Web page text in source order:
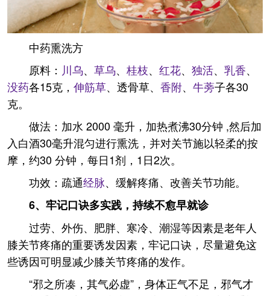
中药熏洗方
原料： 川乌、 草乌、 桂枝、 红花、 独活、 乳香、
没药各15克， 伸筋草、透骨草、 香附、 牛蒡子各30
克。
做法：加水 2000 毫升，加热煮沸30分钟 ,然后加
入白酒30毫升混匀进行熏洗，并对关节施以轻柔的按
摩，约30 分钟，每日1剂，1日2次。
功效：疏通经脉、缓解疼痛、改善关节功能。
6、牢记口诀多实践，持续不愈早就诊
过劳、外伤、肥胖、寒冷、潮湿等因素是老年人
膝关节疼痛的重要诱发因素，牢记口诀，尽量避免这
些诱因可明显减少膝关节疼痛的发作。
“邪之所凑，其气必虚”，身体正气不足，邪气才